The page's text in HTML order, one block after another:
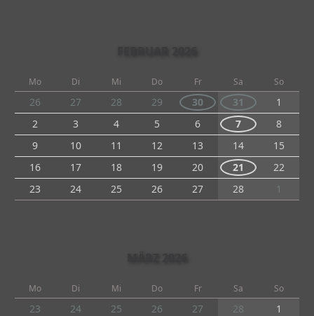
Mo Di Mi Do Fr Sa So
26 27 28 29 30 31
1
2
3 4 5 6 7
8
9
10 11 12 13 14
15
16
17 18 19 20 21
22
23
24 25 26 27 28 1
Mo Di Mi Do Fr Sa So
23 24 25 26 27 28
1